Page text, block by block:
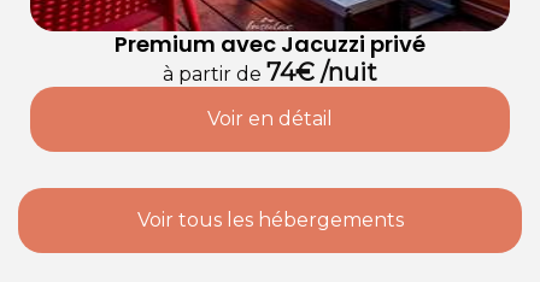
Premium avec Jacuzzi privé
à partir de 74€ /nuit
Voir en détail
Voir tous les hébergements